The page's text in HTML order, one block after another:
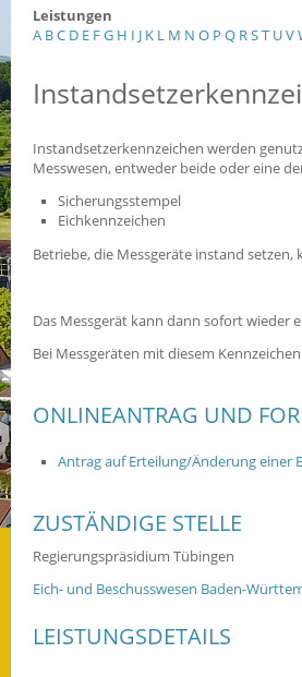
Leistungen
A BC D E FG H I J K L M N O P Q RST UV
Instandsetzerkennzeichen werden
Messwesen, entweder beide oder eine
Sicherungsstempel
Eichkennzeichen
Betriebe, die Messgeräte instand
Das Messgerät kann dann sofort wieder
Bei Messgeräten mit diesem
ONLINEANTRAG UND
Antrag auf Erteilung/Änderung einer
ZUSTÄNDIGE STELLE
Regierungspräsidium Tübingen
Eich- und Beschusswesen Baden-
LEISTUNGSDETAILS